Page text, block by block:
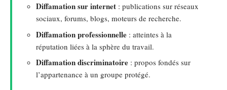
Diffamation sur internet : publications sur réseaux
sociaux, forums, blogs, moteurs de recherche.
Diffamation professionnelle : atteintes à la
réputation liées à la sphère du travail.
Diffamation discriminatoire : propos fondés sur
l’appartenance à un groupe protégé.